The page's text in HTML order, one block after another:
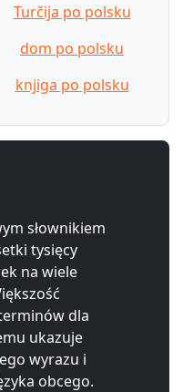
Turčija po polsku
dom po polsku
knjiga po polsku
słownikiem
tysięcy
na wiele
dla
ukazuje
wyrazu i
obcego.